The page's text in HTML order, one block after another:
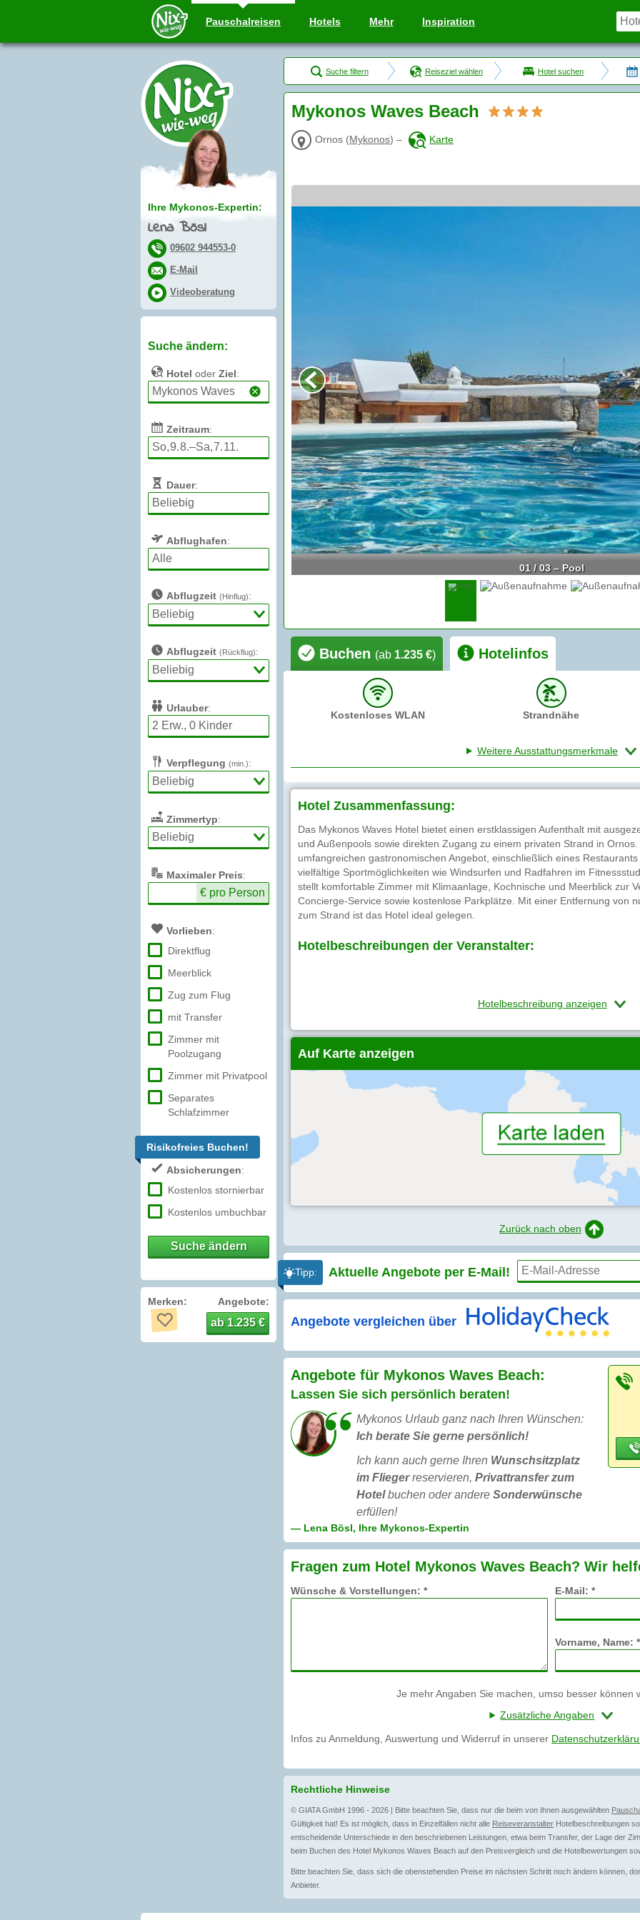
Pauschalreisen Hotels Mehr Inspiration
Ihre Mykonos-Expertin:
Lena Bösl
09602 944553-0
E-Mail
Videoberatung
Suche ändern:
Hotel oder Ziel:
Zeitraum:
Dauer:
Abflughafen:
Abflugzeit (Hinflug):
Abflugzeit (Rückflug):
Urlauber:
Verpflegung (min.):
Zimmertyp:
Maximaler Preis:
€ pro Person
Vorlieben:
Direktflug
Meerblick
Zug zum Flug
mit Transfer
Zimmer mit
Poolzugang
Zimmer mit Privatpool
Separates
Schlafzimmer
Risikofreies Buchen!
Absicherungen:
Kostenlos stornierbar
Kostenlos umbuchbar
Suche ändern
Merken: Angebote:
ab 1.235 €
Suche filtern Reiseziel wählen Hotel suchen
Mykonos Waves Beach
Ornos (Mykonos) – Karte
01 / 03 – Pool
Buchen (ab 1.235 €) Hotelinfos
Kostenloses WLAN Strandnähe
Weitere Ausstattungsmerkmale
Hotel Zusammenfassung:
Das Mykonos Waves Hotel bietet einen erstklassigen Aufenthalt mit
und Außenpools sowie direkten Zugang zu einem privaten Strand in
umfangreichen gastronomischen Angebot, einschließlich eines
vielfältige Sportmöglichkeiten wie Windsurfen und Radfahren im
stellt komfortable Zimmer mit Klimaanlage, Kochnische und Meerblick zur
Concierge-Service sowie kostenlose Parkplätze. Mit einer Entfernung von
zum Strand ist das Hotel ideal gelegen.
Hotelbeschreibungen der Veranstalter:
Hotelbeschreibung anzeigen
Auf Karte anzeigen
Zurück nach oben
Tipp: Aktuelle Angebote per E-Mail!
Angebote vergleichen über
Angebote für Mykonos Waves Beach:
Lassen Sie sich persönlich beraten!
Mykonos Urlaub ganz nach Ihren Wünschen:
Ich berate Sie gerne persönlich!
Ich kann auch gerne Ihren Wunschsitzplatz
im Fliegerreservieren, Privattransfer zum
Hotelbuchen oder andere Sonderwünsche
erfüllen!
— Lena Bösl, Ihre Mykonos-Expertin
Fragen zum Hotel Mykonos Waves Beach? Wir
Wünsche & Vorstellungen: * E-Mail: *
Vorname, Name: *
Je mehr Angaben Sie machen, umso besser können
Zusätzliche Angaben
Infos zu Anmeldung, Auswertung und Widerruf in unserer
Rechtliche Hinweise
© GIATA GmbH 1996 - 2026 | Bitte beachten Sie, dass nur die beim von Ihnen ausgewählten
Gültigkeit hat! Es ist möglich, dass in Einzelfällen nicht alle Reiseveranstalter Hotelbeschreibungen
entscheidende Unterschiede in den beschriebenen Leistungen, etwa beim Transfer, der Lage der
beim Buchen des Hotel Mykonos Waves Beach auf den Preisvergleich und die Hotelbewertungen
Bitte beachten Sie, dass sich die obenstehenden Preise im nächsten Schritt noch ändern können,
Anbieter.